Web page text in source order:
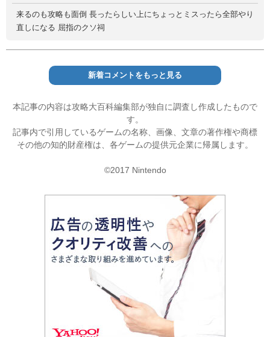
来るのも攻略も面倒 長ったらしい上にちょっとミスったら全部やり
直しになる 屈指のクソ祠
新着コメントをもっと見る
本記事の内容は攻略大百科編集部が独自に調査し作成したもので
す。
記事内で引用しているゲームの名称、画像、文章の著作権や商標
その他の知的財産権は、各ゲームの提供元企業に帰属します。
©2017 Nintendo